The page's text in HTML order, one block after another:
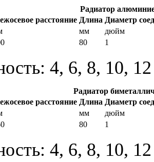
Радиатор
расстояние Длина Диаметр
мм
дюйм
80 1
4, 6, 8, 10,
Радиатор
расстояние Длина Диаметр
мм
дюйм
80 1
4, 6, 8, 10,